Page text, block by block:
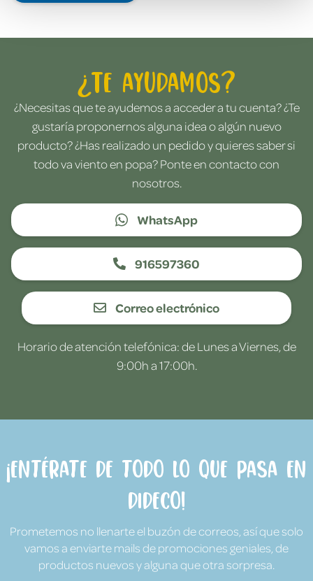
¿Te ayudamos?
¿Necesitas que te ayudemos a acceder a tu cuenta? ¿Te
gustaría proponernos alguna idea o algún nuevo
producto? ¿Has realizado un pedido y quieres saber si
todo va viento en popa? Ponte en contacto con
nosotros.
WhatsApp
916597360
Correo electrónico
Horario de atención telefónica: de Lunes a Viernes, de
9:00h a 17:00h.
¡Entérate de todo lo que pasa en
Dideco!
Prometemos no llenarte el buzón de correos, así que solo
vamos a enviarte mails de promociones geniales, de
productos nuevos y alguna que otra sorpresa.